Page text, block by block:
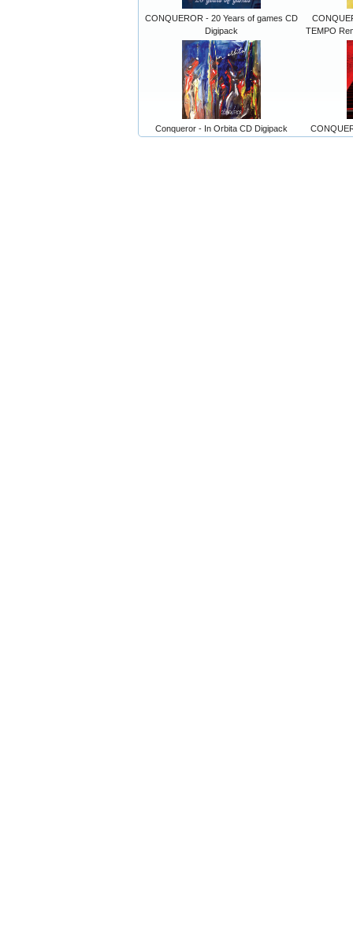
CONQUEROR - 20 Years of games CD
Digipack
TEMPO
Conqueror - In Orbita CD Digipack